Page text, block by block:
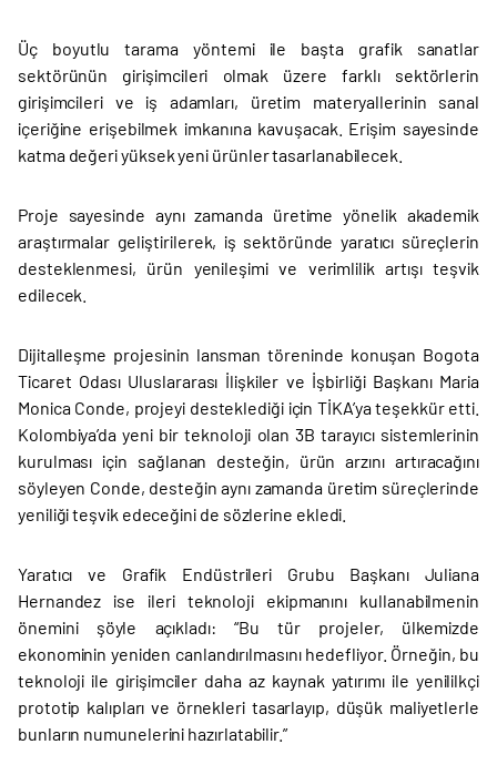
Üç boyutlu tarama yöntemi ile başta grafik sanatlar
sektörünün girişimcileri olmak üzere farklı sektörlerin
girişimcileri ve iş adamları, üretim materyallerinin sanal
içeriğine erişebilmek imkanına kavuşacak. Erişim sayesinde
katma değeri yüksek yeni ürünler tasarlanabilecek.
Proje sayesinde aynı zamanda üretime yönelik akademik
araştırmalar geliştirilerek, iş sektöründe yaratıcı süreçlerin
desteklenmesi, ürün yenileşimi ve verimlilik artışı teşvik
edilecek.
Dijitalleşme projesinin lansman töreninde konuşan Bogota
Ticaret Odası Uluslararası İlişkiler ve İşbirliği Başkanı Maria
Monica Conde, projeyi desteklediği için TİKA’ya teşekkür etti.
Kolombiya’da yeni bir teknoloji olan 3B tarayıcı sistemlerinin
kurulması için sağlanan desteğin, ürün arzını artıracağını
söyleyen Conde, desteğin aynı zamanda üretim süreçlerinde
yeniliği teşvik edeceğini de sözlerine ekledi.
Yaratıcı ve Grafik Endüstrileri Grubu Başkanı Juliana
Hernandez ise ileri teknoloji ekipmanını kullanabilmenin
önemini şöyle açıkladı: “Bu tür projeler, ülkemizde
ekonominin yeniden canlandırılmasını hedefliyor. Örneğin, bu
teknoloji ile girişimciler daha az kaynak yatırımı ile yenililkçi
prototip kalıpları ve örnekleri tasarlayıp, düşük maliyetlerle
bunların numunelerini hazırlatabilir.”